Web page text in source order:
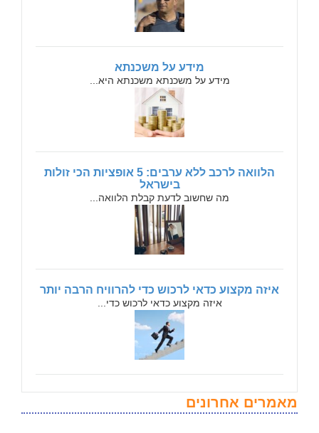
מידע על משכנתא
מידע על משכנתא משכנתא היא...
הלוואה לרכב ללא ערבים: 5 אופציות הכי זולות
בישראל
מה שחשוב לדעת קבלת הלוואה...
איזה מקצוע כדאי לרכוש כדי להרוויח הרבה יותר
איזה מקצוע כדאי לרכוש כדי...
מאמרים אחרונים